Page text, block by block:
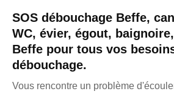
SOS débouchage Beffe,
WC, évier, égout,
Beffe pour tous vos
débouchage.
Vous rencontre un problème